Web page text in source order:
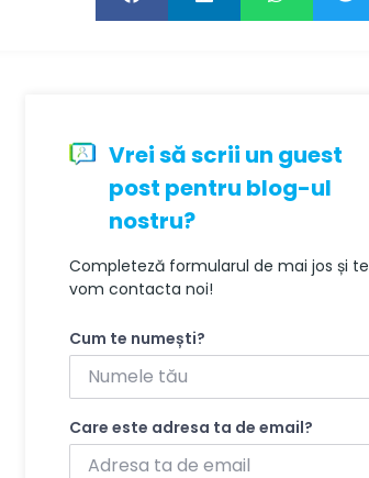
Vrei să scrii un guest
post pentru blog-ul
nostru?
Completeză formularul de mai jos și te
vom contacta noi!
Cum te numești?
Care este adresa ta de email?